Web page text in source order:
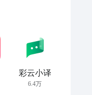
彩云小译
6.4万